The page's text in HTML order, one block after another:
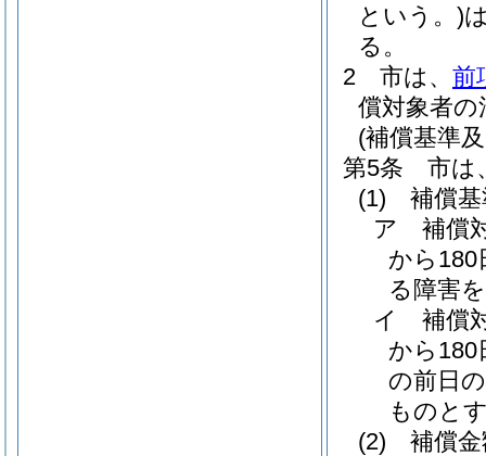
という。)
る。
2
市は、 前
償対象者
(補償基準
第5条
市は
(1)
補償
ア
補償
から180
る障害
イ
補償
から180
の前日
ものと
(2)
補償